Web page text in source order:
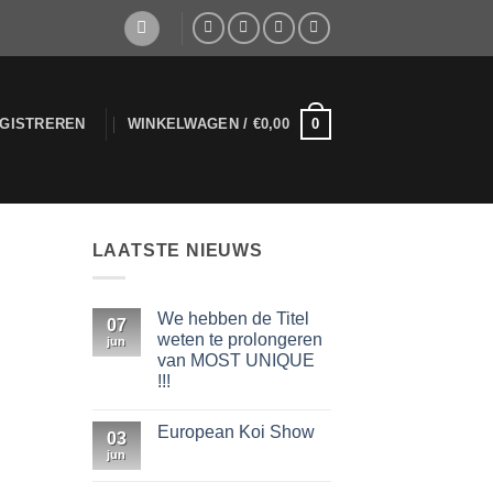
WINKELWAGEN / €0,00 0
LAATSTE NIEUWS
07
jun
We hebben de Titel
weten te prolongeren
van MOST UNIQUE
!!!
op
03
jun
European Koi Show